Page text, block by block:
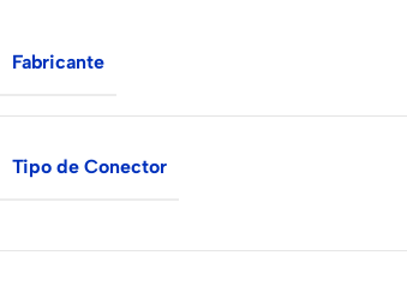
Fabricante
Tipo de Conector